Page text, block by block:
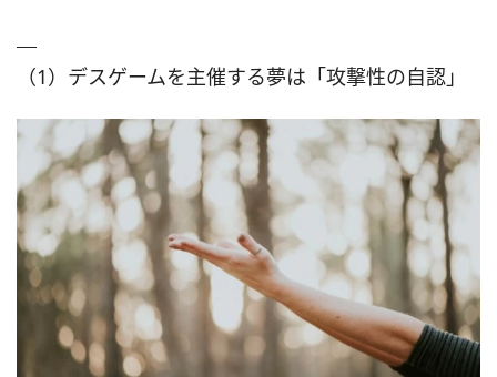
（1）デスゲームを主催する夢は「攻撃性の自認」